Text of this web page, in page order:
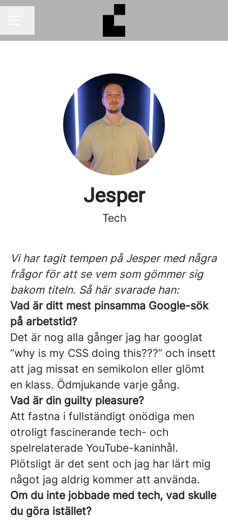
Jesper
Tech
Vi har tagit tempen på Jesper med några
frågor för att se vem som gömmer sig
bakom titeln. Så här svarade han:
Vad är ditt mest pinsamma Google-sök
på arbetstid?
Det är nog alla gånger jag har googlat
”why is my CSS doing this???” och insett
att jag missat en semikolon eller glömt
en klass. Ödmjukande varje gång.
Vad är din guilty pleasure?
Att fastna i fullständigt onödiga men
otroligt fascinerande tech- och
spelrelaterade YouTube-kaninhål.
Plötsligt är det sent och jag har lärt mig
något jag aldrig kommer att använda.
Om du inte jobbade med tech, vad skulle
du göra istället?